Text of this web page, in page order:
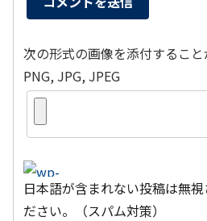
次の形式の画像を添付するこ
PNG, JPG, JPEG
日本語が含まれない投稿は無
ださい。（スパム対策）